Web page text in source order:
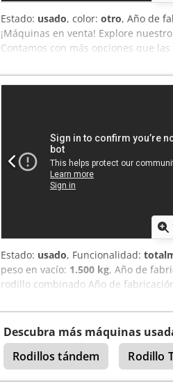
Estado: usado, color: otro, Año de
¡Máquinas en venta! Explore
Contamos con más opciones que
correo electrónico en cualquier
comprobadas en cuanto a
inmediato. Le atendemos en
Descubra nuestra amplia gama de
Estado: usado, Funcionalidad:
peso en vacío: 1.500 kg, Año de
rodillo combinado Año de
1830 kg Rueda cortadora de cantos
Descubra más máquinas
Rodillos tándem
Rodillo